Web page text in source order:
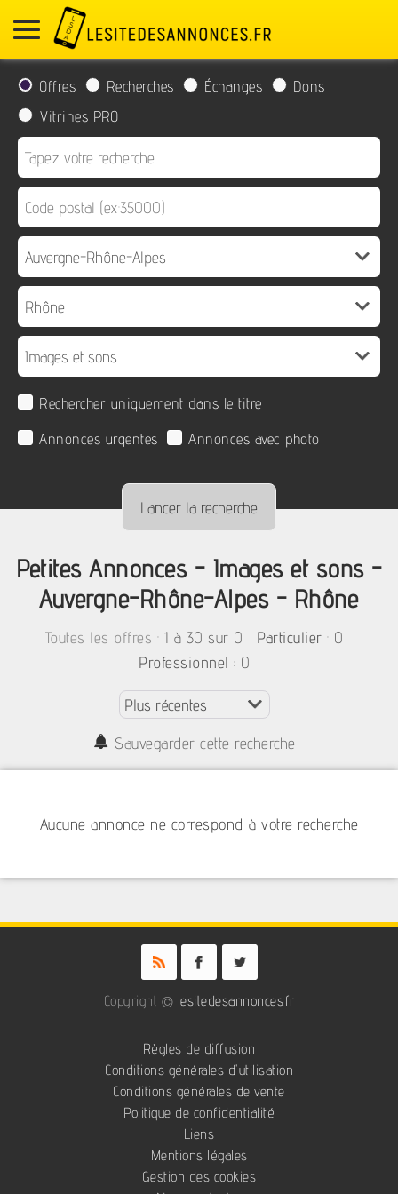
Offres Recherches Échanges
Dons
Vitrines PRO
Rechercher uniquement dans le titre
Annonces urgentes
Annonces avec photo
Petites Annonces - Images et sons -
Auvergne-Rhône-Alpes - Rhône
Toutes les offres : 1 à 30 sur 0 Particulier : 0
Professionnel : 0
Sauvegarder cette recherche
Aucune annonce ne correspond à votre recherche
Copyright © lesitedesannonces.fr
Règles de diffusion
Conditions générales d'utilisation
Conditions générales de vente
Politique de confidentialité
Liens
Mentions légales
Gestion des cookies